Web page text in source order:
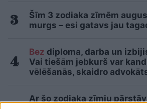
Šīm 3 zodiaka zīmēm
murgs – esi gatavs jau
Bez diploma, darba un
Vai tiešām jebkurš var
vēlēšanās, skaidro
Ar šo zodiaka zīmju